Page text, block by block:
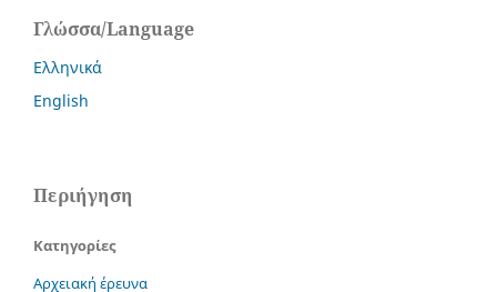
Γλώσσα/Language
Ελληνικά
English
Περιήγηση
Κατηγορίες
Αρχειακή έρευνα